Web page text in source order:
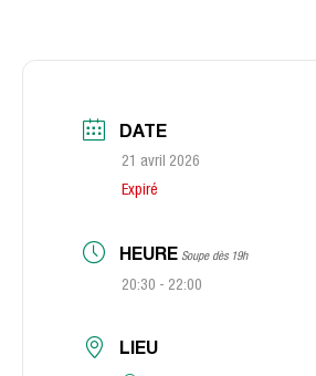
DATE
21 avril 2026
Expiré
HEURE Soupe dès 19h
20:30 - 22:00
LIEU